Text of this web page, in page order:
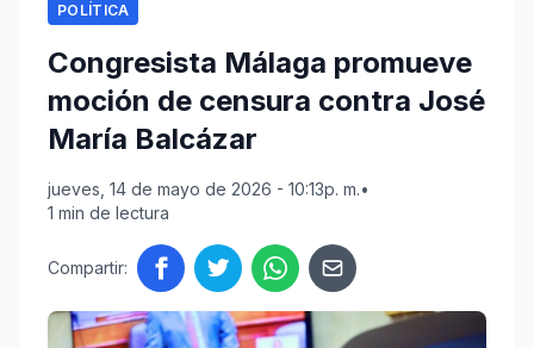
POLÍTICA
Congresista Málaga promueve
moción de censura contra José
María Balcázar
jueves, 14 de mayo de 2026 - 10:13p. m.•
1 min de lectura
Compartir: